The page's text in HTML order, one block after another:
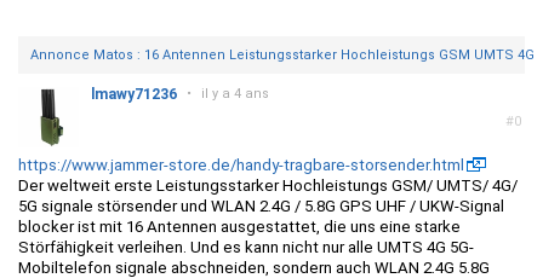
Annonce Matos : 16 Antennen Leistungsstarker Hochleistungs GSM UMTS 4G
#0
lmawy71236 • il y a 4 ans
https://www.jammer-store.de/handy-tragbare-storsender.html
Der weltweit erste Leistungsstarker Hochleistungs GSM/ UMTS/ 4G/
5G signale störsender und WLAN 2.4G / 5.8G GPS UHF / UKW-Signal
blocker ist mit 16 Antennen ausgestattet, die uns eine starke
Störfähigkeit verleihen. Und es kann nicht nur alle UMTS 4G 5G-
Mobiltelefon signale abschneiden, sondern auch WLAN 2.4G 5.8G